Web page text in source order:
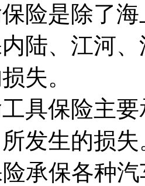
险是除了
陆、江河
失。
具保险主
发生的损
承保各种